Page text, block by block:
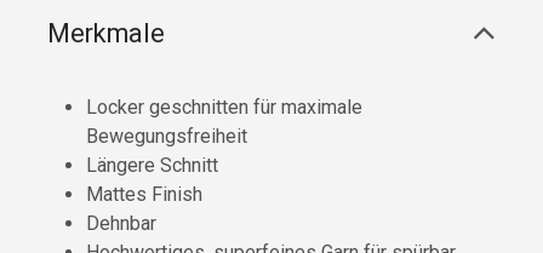
Merkmale
Locker geschnitten für maximale
Bewegungsfreiheit
Längere Schnitt
Mattes Finish
Dehnbar